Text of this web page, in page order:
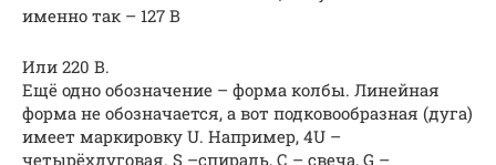
именно так – 127 В
Или 220 В.
Ещё одно обозначение – форма колбы. Линейная
форма не обозначается, а вот подковообразная (дуга)
имеет маркировку U. Например, 4U –
четырёхдуговая. S –спираль, С – свеча, G –